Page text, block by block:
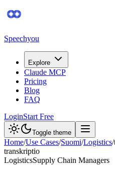
Speechyou
Explore
Claude MCP
Pricing
Blog
FAQ
LoginStart Free
Toggle theme
Home/Use Cases/Suomi/Logistics/
transkriptio
LogisticsSupply Chain Managers